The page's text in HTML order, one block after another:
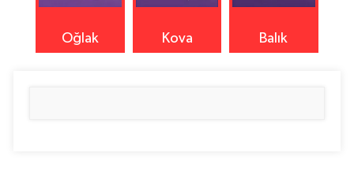
Oğlak Kova Balık